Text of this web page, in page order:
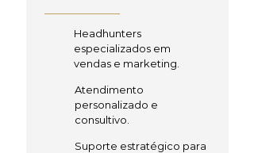
Headhunters
especializados em
vendas e marketing.
Atendimento
personalizado e
consultivo.
Suporte estratégico para